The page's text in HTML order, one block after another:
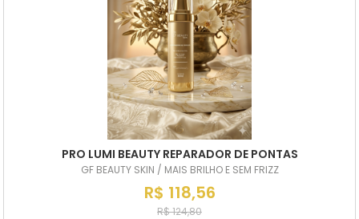
PRO LUMI BEAUTY REPARADOR DE PONTAS
GF BEAUTY SKIN / MAIS BRILHO E SEM FRIZZ
R$ 118,56
R$ 124,80